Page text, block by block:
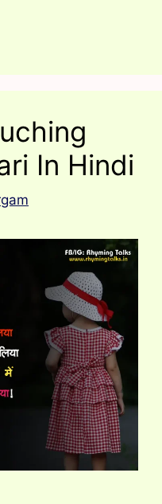
In Hindi